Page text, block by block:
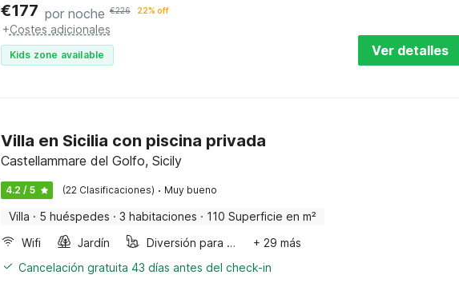
€177 por noche €226 22% off
+Costes adicionales
Kids zone available Ver detalles
Villa en Sicilia con piscina privada
Castellammare del Golfo, Sicily
4.2 / 5 (22 Clasificaciones) · Muy bueno
Villa · 5 huéspedes · 3 habitaciones · 110 Superficie en m²
Wifi
Jardín Diversión para niños
+ 29 más
Cancelación gratuita 43 días antes del check-in